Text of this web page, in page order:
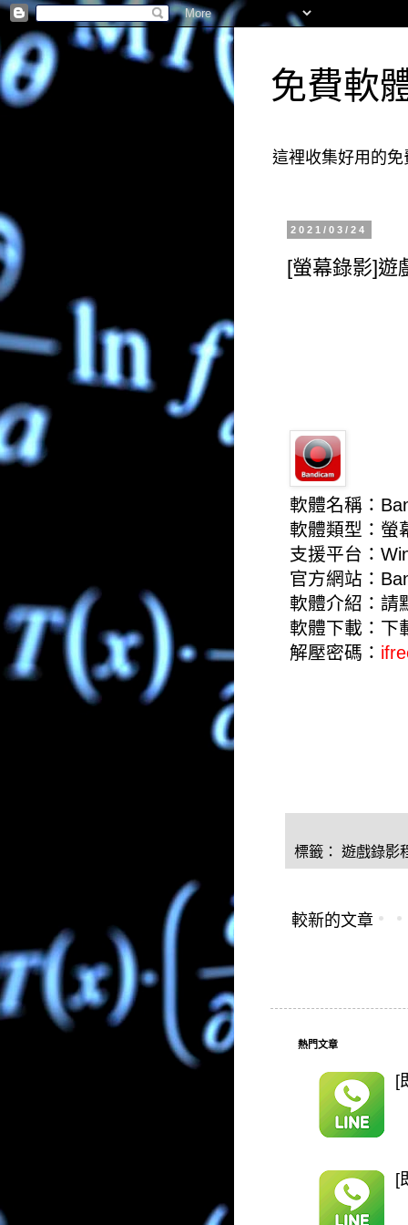
免費軟
這裡收集好用的
2021/03/24
[螢幕錄影]遊
軟體名稱：
軟體類型：螢
支援平台：
官方網站：
軟體介紹： 請
軟體下載： 下
解壓密碼：
標籤： 遊戲錄影
較新的文章
熱門文章
[
[